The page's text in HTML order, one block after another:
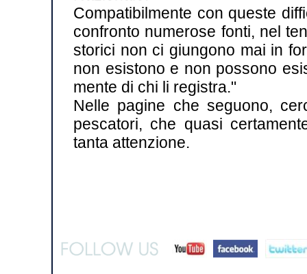
Compatibilmente con queste
confronto numerose fonti, nel
storici non ci giungono mai in
non esistono e non possono
mente di chi li registra."
Nelle pagine che seguono,
pescatori, che quasi
tanta attenzione.